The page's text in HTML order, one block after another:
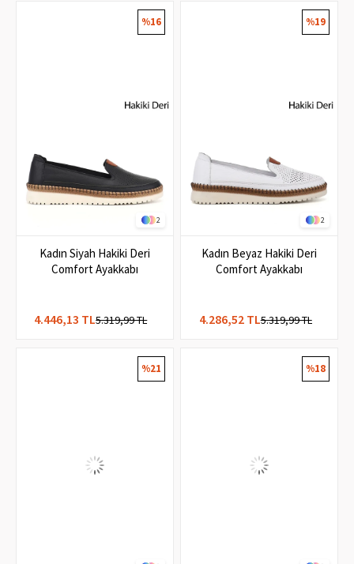
2
Kadın Siyah Hakiki Deri
Comfort Ayakkabı
4.446,13 TL5.319,99 TL
%16
2
Kadın Beyaz Hakiki Deri
Comfort Ayakkabı
4.286,52 TL5.319,99 TL
%19
%21 %18